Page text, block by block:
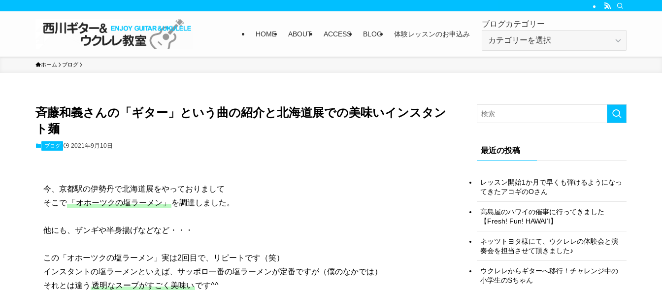
HOME ABOUT ACCESS BLOG 体験レッスンのお申込み
ブログカテゴリー
リ
ー
ホーム ブログ
斉藤和義さんの「ギター」という曲の紹介と北海道展での美味いインスタン
ト麺
ブログ 2021年9月10日
今、京都駅の伊勢丹で北海道展をやっておりまして
そこで「オホーツクの塩ラーメン」 を調達しました。
他にも、ザンギや半身揚げなどなど・・・
この「オホーツクの塩ラーメン」実は2回目で、リピートです（笑）
インスタントの塩ラーメンといえば、サッポロ一番の塩ラーメンが定番ですが（僕のなかでは）
それとは違う 透明なスープがすごく美味いです^^
最近の投稿
レッスン開始1か月で早くも弾けるようになっ
てきたアコギのOさん
高島屋のハワイの催事に行ってきました
【Fresh! Fun! HAWAI’I】
ネッツトヨタ様にて、ウクレレの体験会と演
奏会を担当させて頂きました♪
ウクレレからギターへ移行！チャレンジ中の
小学生のSちゃん